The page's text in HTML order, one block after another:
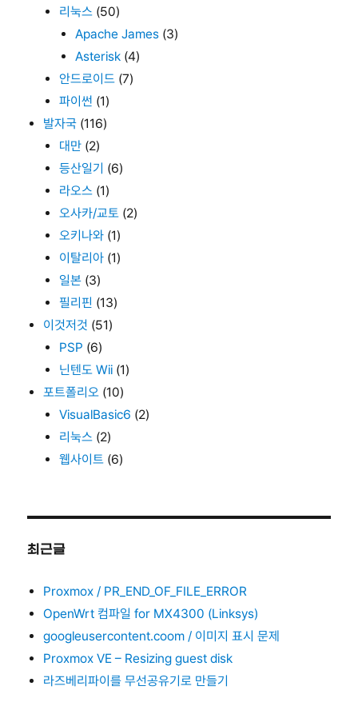
리눅스 (50)
Apache James (3)
Asterisk (4)
안드로이드 (7)
파이썬 (1)
발자국 (116)
대만 (2)
등산일기 (6)
라오스 (1)
오사카/교토 (2)
오키나와 (1)
이탈리아 (1)
일본 (3)
필리핀 (13)
이것저것 (51)
PSP (6)
닌텐도 Wii (1)
포트폴리오 (10)
VisualBasic6 (2)
리눅스 (2)
웹사이트 (6)
최근글
Proxmox / PR_END_OF_FILE_ERROR
OpenWrt 컴파일 for MX4300 (Linksys)
googleusercontent.coom / 이미지 표시 문제
Proxmox VE – Resizing guest disk
라즈베리파이를 무선공유기로 만들기